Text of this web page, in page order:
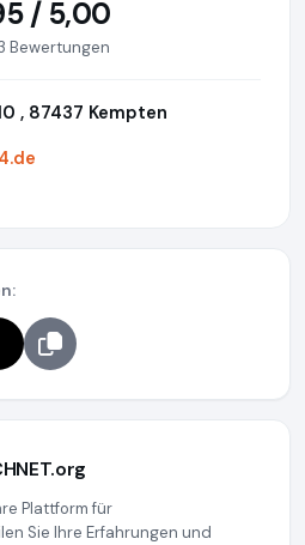
/ 5,00
Bewertungen
, 87437 Kempten
Plattform für
Sie Ihre Erfahrungen und